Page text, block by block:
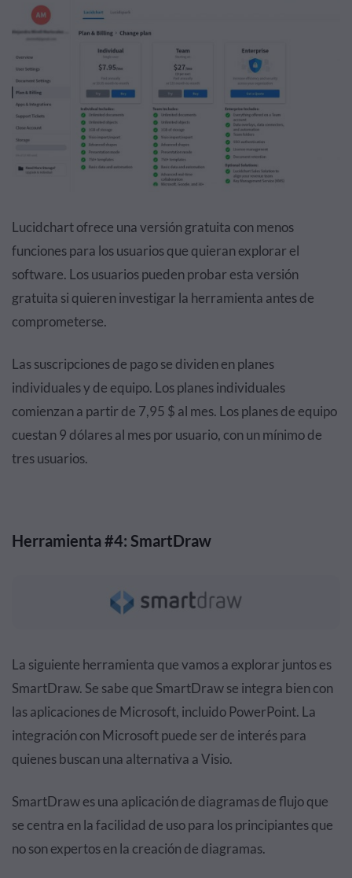
Lucidchart ofrece una versión gratuita con menos
funciones para los usuarios que quieran explorar el
software. Los usuarios pueden probar esta versión
gratuita si quieren investigar la herramienta antes de
comprometerse.
Las suscripciones de pago se dividen en planes
individuales y de equipo. Los planes individuales
comienzan a partir de 7,95 $ al mes. Los planes de equipo
cuestan 9 dólares al mes por usuario, con un mínimo de
tres usuarios.
Herramienta #4: SmartDraw
La siguiente herramienta que vamos a explorar juntos es
SmartDraw. Se sabe que SmartDraw se integra bien con
las aplicaciones de Microsoft, incluido PowerPoint. La
integración con Microsoft puede ser de interés para
quienes buscan una alternativa a Visio.
SmartDraw es una aplicación de diagramas de flujo que
se centra en la facilidad de uso para los principiantes que
no son expertos en la creación de diagramas.